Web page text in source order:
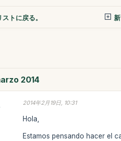
ストに戻る。
2014
2014年2月19日, 10:31
Hola,
Estamos pensando hacer el